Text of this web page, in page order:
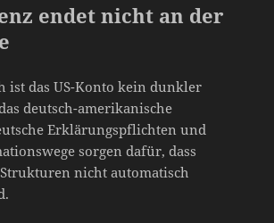
endet nicht an der
ist das US-Konto kein dunkler
deutsch-amerikanische
Erklärungspflichten und
sorgen dafür, dass
nicht automatisch